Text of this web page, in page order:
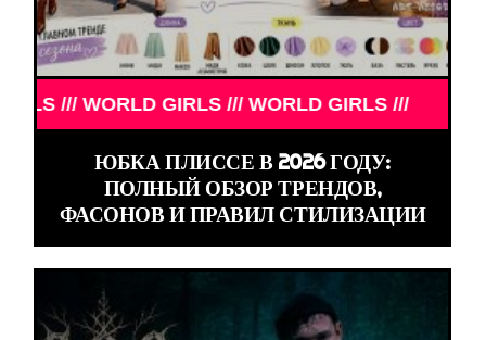
GIRLS /// WORLD GIRLS ///
ЮБКА ПЛИССЕ В 2026 ГОДУ:
ПОЛНЫЙ ОБЗОР ТРЕНДОВ,
ФАСОНОВ И ПРАВИЛ СТИЛИЗАЦИИ